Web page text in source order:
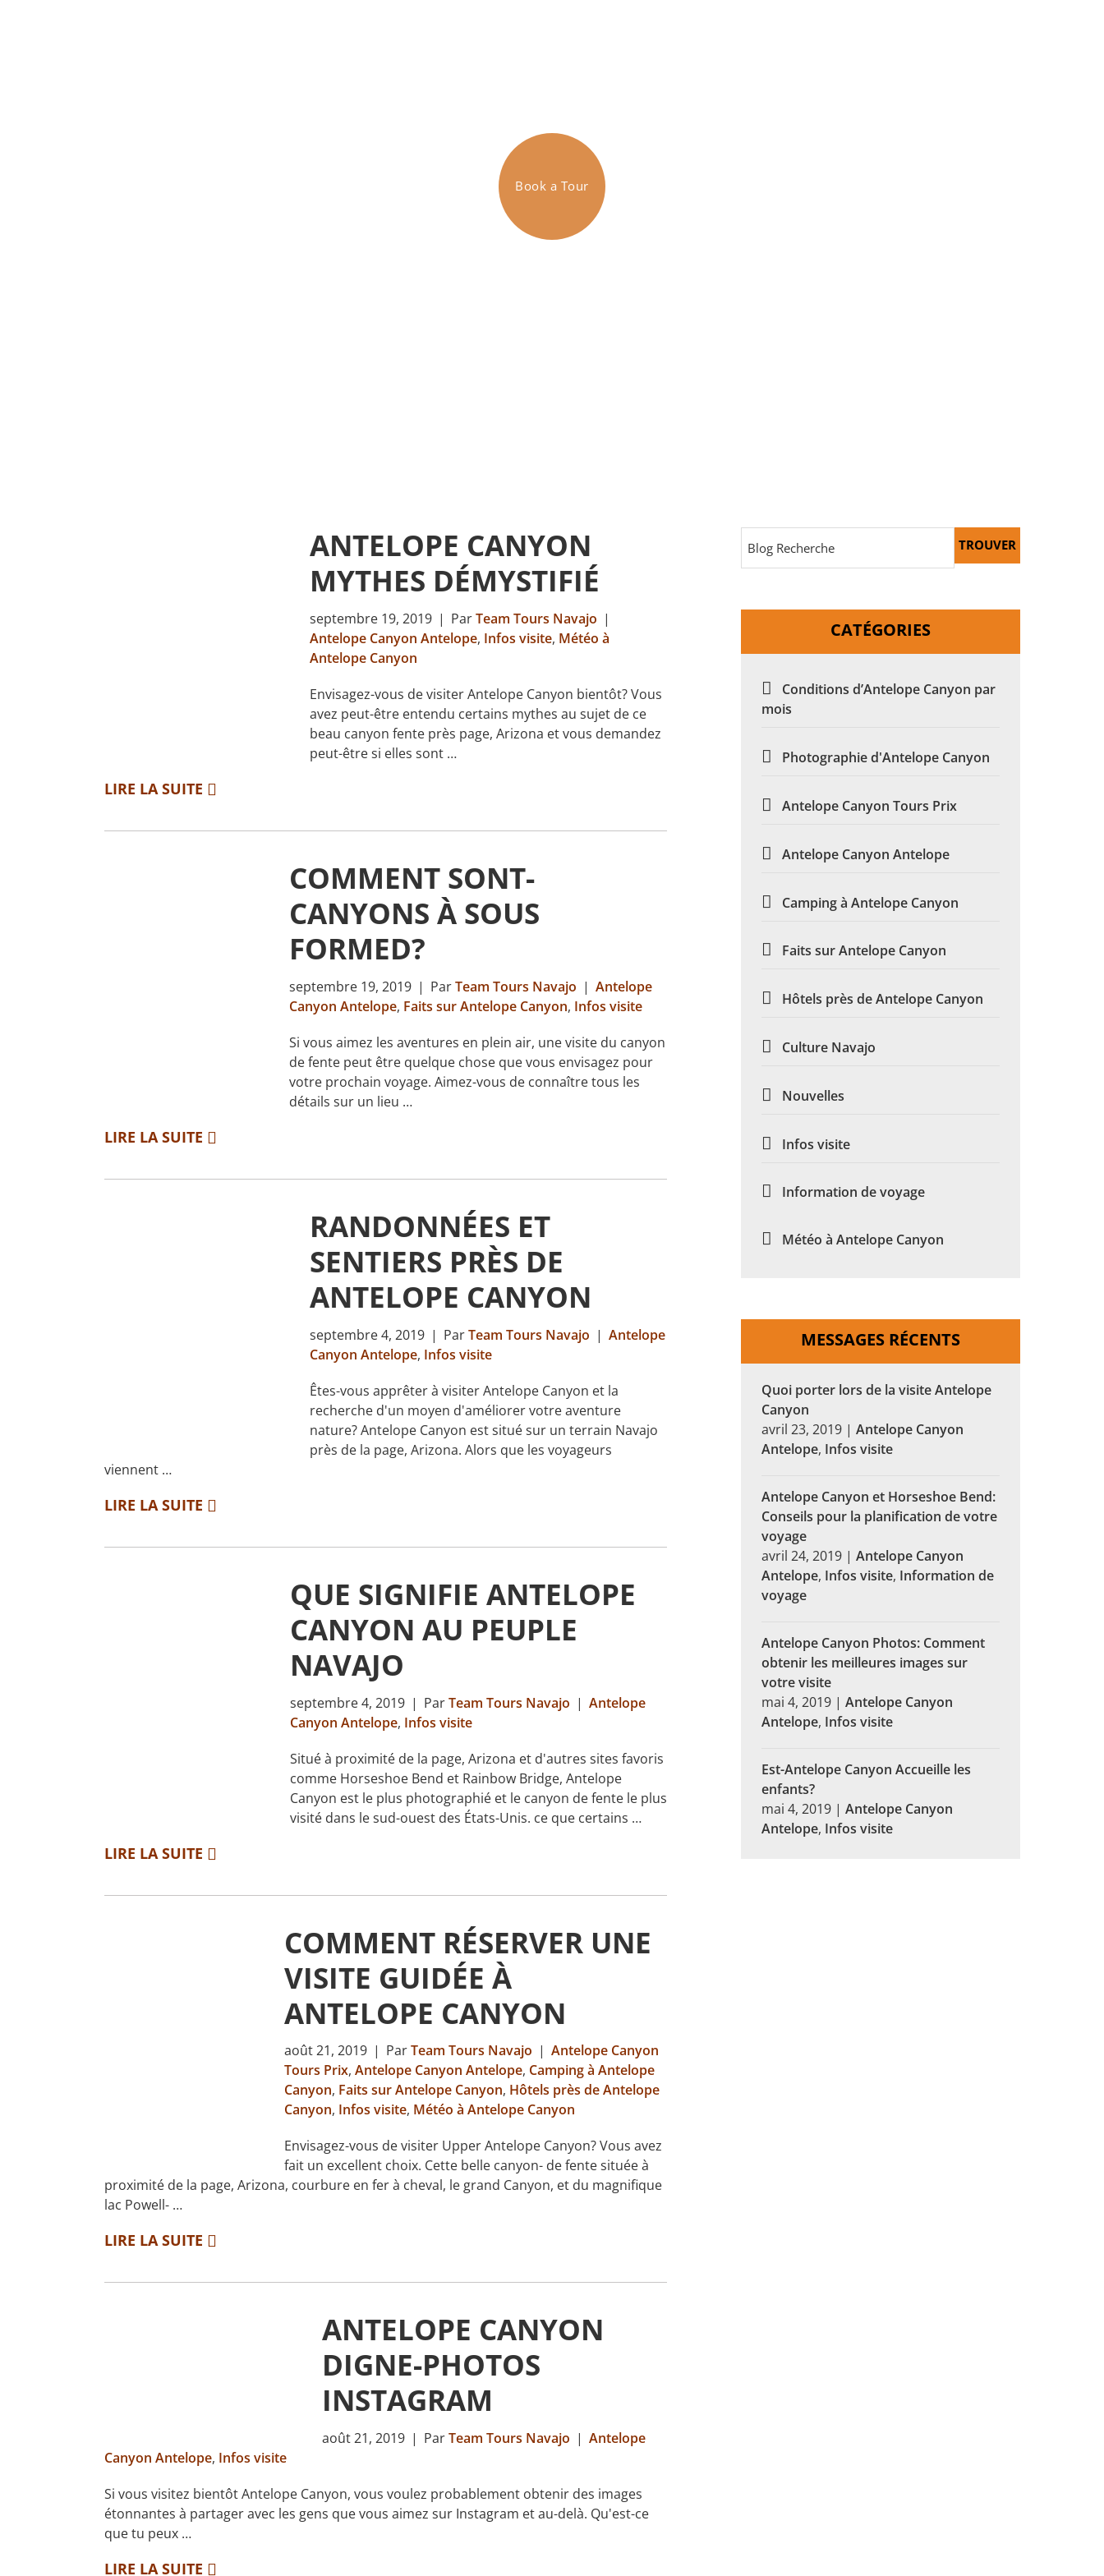
Book a Tour
ANTELOPE CANYON
MYTHES DÉMYSTIFIÉ
septembre 19, 2019 | ParTeam Tours Navajo |
Antelope Canyon Antelope, Infos visite, Météo à
Antelope Canyon
Envisagez-vous de visiter Antelope Canyon bientôt? Vous
avez peut-être entendu certains mythes au sujet de ce
beau canyon fente près page, Arizona et vous demandez
peut-être si elles sont …
LIRE LA SUITE
COMMENT SONT-
CANYONS À SOUS
FORMED?
septembre 19, 2019 | ParTeam Tours Navajo | Antelope
Canyon Antelope, Faits sur Antelope Canyon, Infos visite
Si vous aimez les aventures en plein air, une visite du canyon
de fente peut être quelque chose que vous envisagez pour
votre prochain voyage. Aimez-vous de connaître tous les
détails sur un lieu …
LIRE LA SUITE
RANDONNÉES ET
SENTIERS PRÈS DE
ANTELOPE CANYON
septembre 4, 2019 | ParTeam Tours Navajo | Antelope
Canyon Antelope, Infos visite
Êtes-vous apprêter à visiter Antelope Canyon et la
recherche d'un moyen d'améliorer votre aventure
nature? Antelope Canyon est situé sur un terrain Navajo
près de la page, Arizona. Alors que les voyageurs
viennent …
LIRE LA SUITE
QUE SIGNIFIE ANTELOPE
CANYON AU PEUPLE
NAVAJO
septembre 4, 2019 | ParTeam Tours Navajo | Antelope
Canyon Antelope, Infos visite
Situé à proximité de la page, Arizona et d'autres sites favoris
comme Horseshoe Bend et Rainbow Bridge, Antelope
Canyon est le plus photographié et le canyon de fente le plus
visité dans le sud-ouest des États-Unis. ce que certains …
LIRE LA SUITE
COMMENT RÉSERVER UNE
VISITE GUIDÉE À
ANTELOPE CANYON
août 21, 2019 | ParTeam Tours Navajo | Antelope Canyon
Tours Prix, Antelope Canyon Antelope, Camping à Antelope
Canyon, Faits sur Antelope Canyon, Hôtels près de Antelope
Canyon, Infos visite, Météo à Antelope Canyon
Envisagez-vous de visiter Upper Antelope Canyon? Vous avez
fait un excellent choix. Cette belle canyon- de fente située à
proximité de la page, Arizona, courbure en fer à cheval, le grand Canyon, et du magnifique
lac Powell- …
LIRE LA SUITE
ANTELOPE CANYON
DIGNE-PHOTOS
INSTAGRAM
août 21, 2019 | ParTeam Tours Navajo | Antelope
Canyon Antelope, Infos visite
Si vous visitez bientôt Antelope Canyon, vous voulez probablement obtenir des images
étonnantes à partager avec les gens que vous aimez sur Instagram et au-delà. Qu'est-ce
que tu peux …
LIRE LA SUITE
TROUVER
CATÉGORIES
Conditions d’Antelope Canyon par
mois
Photographie d'Antelope Canyon
Antelope Canyon Tours Prix
Antelope Canyon Antelope
Camping à Antelope Canyon
Faits sur Antelope Canyon
Hôtels près de Antelope Canyon
Culture Navajo
Nouvelles
Infos visite
Information de voyage
Météo à Antelope Canyon
MESSAGES RÉCENTS
Quoi porter lors de la visite Antelope
Canyon
avril 23, 2019 | Antelope Canyon
Antelope, Infos visite
Antelope Canyon et Horseshoe Bend:
Conseils pour la planification de votre
voyage
avril 24, 2019 | Antelope Canyon
Antelope, Infos visite, Information de
voyage
Antelope Canyon Photos: Comment
obtenir les meilleures images sur
votre visite
mai 4, 2019 | Antelope Canyon
Antelope, Infos visite
Est-Antelope Canyon Accueille les
enfants?
mai 4, 2019 | Antelope Canyon
Antelope, Infos visite